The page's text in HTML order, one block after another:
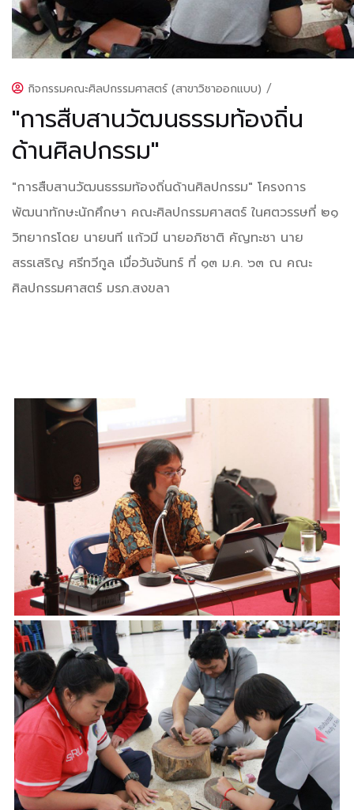
กิจกรรมคณะศิลปกรรมศาสตร์ (สาขาวิชาออกแบบ) /
"การสืบสานวัฒนธรรมท้องถิ่น
ด้านศิลปกรรม"
"การสืบสานวัฒนธรรมท้องถิ่นด้านศิลปกรรม" โครงการ
พัฒนาทักษะนักศึกษา คณะศิลปกรรมศาสตร์ ในศตวรรษที่ ๒๑
วิทยากรโดย นายนที แก้วมี นายอภิชาติ คัญทะชา นาย
สรรเสริญ ศรีทวีกูล เมื่อวันจันทร์ ที่ ๑๓ ม.ค. ๖๓ ณ คณะ
ศิลปกรรมศาสตร์ มรภ.สงขลา